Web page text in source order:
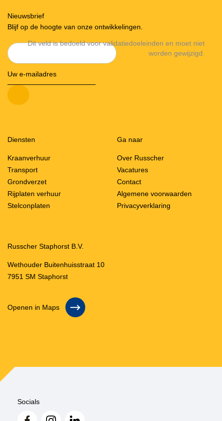
Nieuwsbrief
Blijf op de hoogte van onze ontwikkelingen.
Dit veld is bedoeld voor validatiedoeleinden en moet niet
worden gewijzigd.
Diensten
Kraanverhuur
Transport
Grondverzet
Rijplaten verhuur
Stelconplaten
Ga naar
Over Russcher
Vacatures
Contact
Algemene voorwaarden
Privacyverklaring
Russcher Staphorst B.V.
Wethouder Buitenhuisstraat 10
7951 SM Staphorst
Openen in Maps
Socials